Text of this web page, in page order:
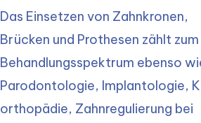
Das Einsetzen von Zahnkronen,
Brücken und Prothesen zählt zum
Behandlungs­spektrum ebenso
Parodontologie, Implantologie,
orthopädie, Zahn­regulierung bei